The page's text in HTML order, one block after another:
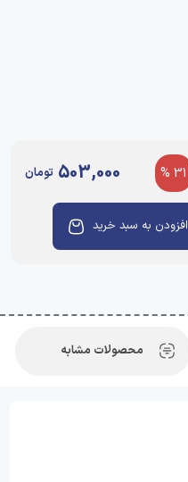
31 %
503,000 تومان
افزودن به سبد خرید
محصولات مشابه